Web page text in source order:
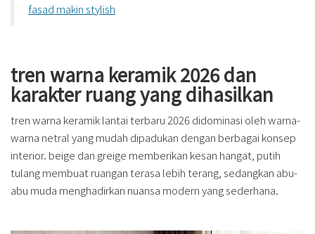
fasad makin stylish
tren warna keramik 2026 dan
karakter ruang yang dihasilkan
tren warna keramik lantai terbaru 2026 didominasi oleh warna-
warna netral yang mudah dipadukan dengan berbagai konsep
interior. beige dan greige memberikan kesan hangat, putih
tulang membuat ruangan terasa lebih terang, sedangkan abu-
abu muda menghadirkan nuansa modern yang sederhana.